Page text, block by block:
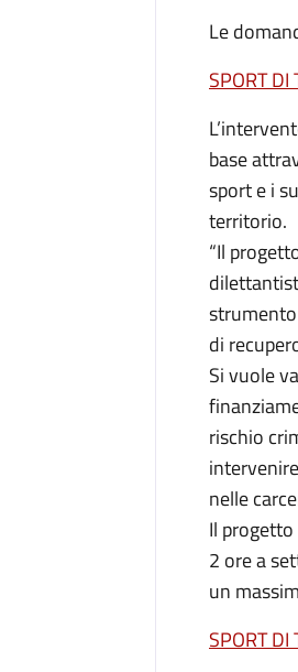
Le
SPORT DI
base
sport e i
territorio.
“Il
di
Si vuole
rischio
nelle
Il
2 ore a
un
SPORT DI